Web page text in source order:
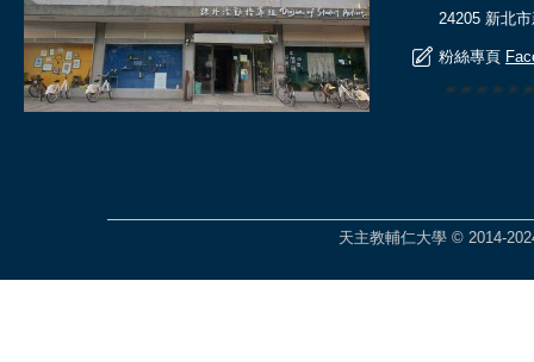
24205 新北
粉絲專頁
天主教輔仁大學 © 2014-